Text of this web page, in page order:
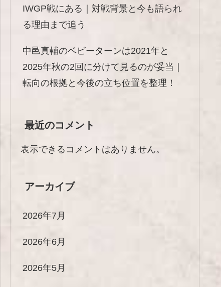
IWGP戦にある｜対戦背景と今も語られ
る理由まで追う
中邑真輔のベビーターンは2021年と
2025年秋の2回に分けて見るのが妥当｜
転向の根拠と今後の立ち位置を整理！
最近のコメント
表示できるコメントはありません。
アーカイブ
2026年7月
2026年6月
2026年5月